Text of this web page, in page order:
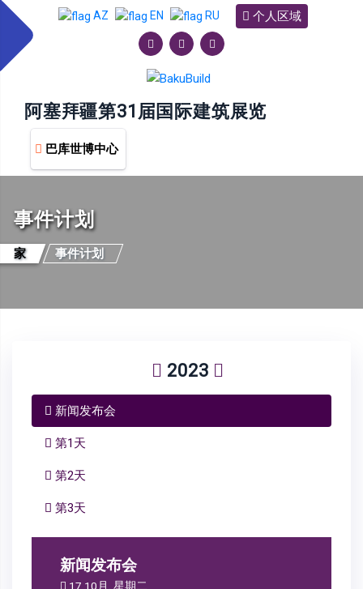
AZ EN RU 个人区域
阿塞拜疆第31届国际建筑展览
巴库世博中心
事件计划
家 事件计划
2023
新闻发布会
第1天
第2天
第3天
新闻发布会
17 10月, 星期二